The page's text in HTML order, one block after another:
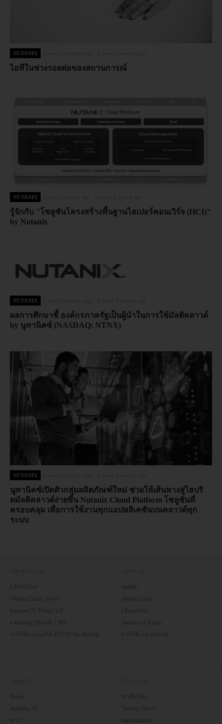
NUTANIX
ไอทีในช่วงรอยต่อของสถานการณ์
NUTANIX
รู้จักกับ "โซลูชันโครงสร้างพื้นฐานไฮเปอร์คอนเวิร์จ (HCI)"
by Nutanix
NUTANIX
ผลการศึกษาชี้ องค์กรภาครัฐเป็นผู้นำในการใช้มัลติคลาวด์
by นูทานิคซ์ (NASDAQ: NTNX)
NUTANIX
นูทานิคซ์เปิดตัวกลุ่มผลิตภัณฑ์ใหม่ ช่วยให้เส้นทางสู่ไฮบริ
ดมัลติคลาวด์ง่ายขึ้น Nutanix Cloud Platform โซลูชันที่
ครอบคลุม เพื่อการใช้งานทุกแอปพลิเคชันบนคลาวด์ทุก
ระบบ
LibreOffice
Ubuntu Linux Server
Internet Of Things IoT
e-learning Moodle LMS
การใช้งาน บอร์ด ESP32 กับ Blockly
mobile
ubuntu Linux
Internet of things
การใช้งาน android
Home
ซอฟต์แวร์
ข่าว
เราคือใคร
โฆษณากับเรา
ผลงานอบรม